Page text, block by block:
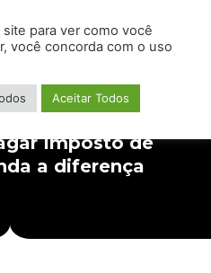
Imposto de
a diferença
para ver como você
você concorda com o uso
Aceitar Todos